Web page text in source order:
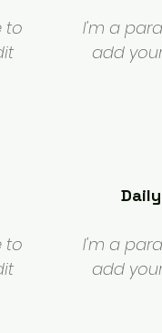
to
to
I'm a
add
I'm a
add